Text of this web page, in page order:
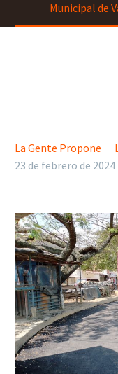
Municipal de
La Gente Propone
23 de febrero de 2024